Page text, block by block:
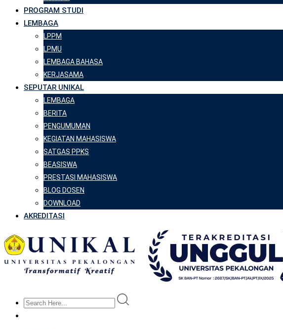
PROGRAM STUDI
LEMBAGA
LPPM
LPMU
LEMBAGA BAHASA
KERJASAMA
SEPUTAR UNIKAL
LEMBAGA
BERITA
PENGUMUMAN
KEGIATAN MAHASISWA
SATGAS PPKS
BEASISWA
PRESTASI MAHASISWA
BLOG DOSEN
DOWNLOAD
AKREDITASI